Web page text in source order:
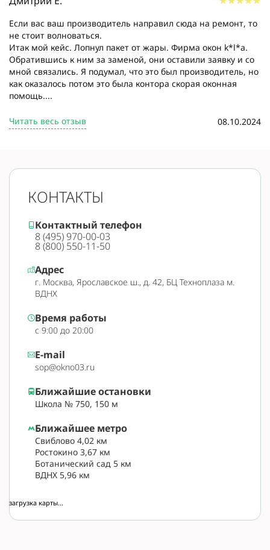
Если вас ваш производитель направил сюда на ремонт, то
не стоит волноваться.
Итак мой кейс. Лопнул пакет от жары. Фирма окон k*l*a.
Обратившись к ним за заменой, они оставили заявку и со
мной связались. Я подумал, что это был производитель, но
как оказалось потом это была контора скорая оконная
помощь....
Читать весь отзыв 08.10.2024
КОНТАКТЫ
Контактный телефон
8 (495) 970-00-03
8 (800) 550-11-50
Адрес
г. Москва, Ярославское ш., д. 42, БЦ Техноплаза м.
ВДНХ
Время работы
с 9:00 до 20:00
E-mail
sop@okno03.ru
Ближайшее метро
Свиблово 4,02 км
Ростокино 3,67 км
Ботанический сад 5 км
ВДНХ 5,96 км
Ближайшие остановки
Школа № 750, 150 м
загрузка карты...